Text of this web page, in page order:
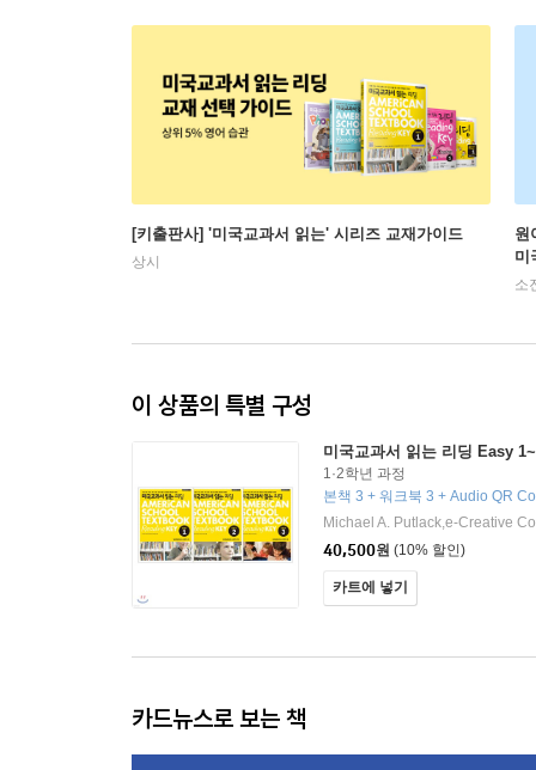
[키출판사] '미국교과서 읽는' 시리즈 교재가이드
상시
원
미
소
이 상품의 특별 구성
미국교과서 읽는 리딩 Easy
1·2학년 과정
본책 3 + 워크북 3 + Audio QR
Michael A. Putlack,e-Creative
40,500원 (10% 할인)
카트에 넣기
카드뉴스로 보는 책